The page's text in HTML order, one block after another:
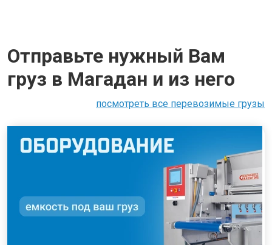
Отправьте нужный Вам
груз в Магадан и из него
посмотреть все перевозимые грузы